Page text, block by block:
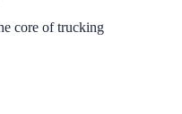
core of trucking